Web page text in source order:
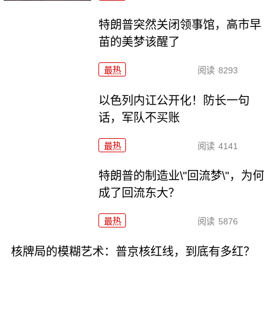
特朗普突然关闭领事馆，高市早
苗的美梦该醒了
最热 阅读 8293
以色列内讧公开化！防长一句
话，军队不买账
最热 阅读 4141
特朗普的制造业\"回流梦\"，为何
成了回流东大？
最热 阅读 5876
核牌局的模糊艺术：普京核红线，到底有多红？